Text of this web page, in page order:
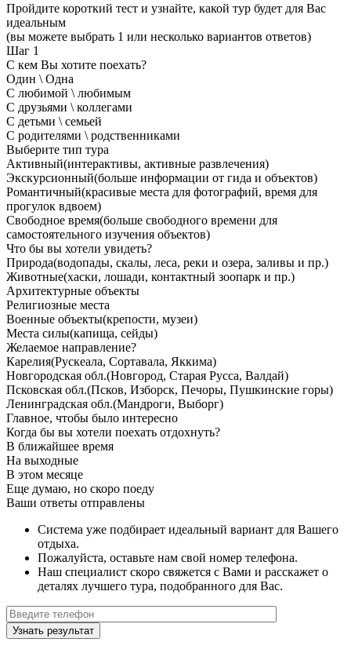
Пройдите короткий тест и узнайте, какой тур будет для Вас
идеальным
(вы можете выбрать 1 или несколько вариантов ответов)
Шаг 1
С кем Вы хотите поехать?
Один \ Одна
С любимой \ любимым
С друзьями \ коллегами
С детьми \ семьей
С родителями \ родственниками
Выберите тип тура
Активный(интерактивы, активные развлечения)
Экскурсионный(больше информации от гида и объектов)
Романтичный(красивые места для фотографий, время для
прогулок вдвоем)
Свободное время(больше свободного времени для
самостоятельного изучения объектов)
Что бы вы хотели увидеть?
Природа(водопады, скалы, леса, реки и озера, заливы и пр.)
Животные(хаски, лошади, контактный зоопарк и пр.)
Архитектурные объекты
Религиозные места
Военные объекты(крепости, музеи)
Места силы(капища, сейды)
Желаемое направление?
Карелия(Рускеала, Сортавала, Яккима)
Новгородская обл.(Новгород, Старая Русса, Валдай)
Псковская обл.(Псков, Изборск, Печоры, Пушкинские горы)
Ленинградская обл.(Мандроги, Выборг)
Главное, чтобы было интересно
Когда бы вы хотели поехать отдохнуть?
В ближайшее время
На выходные
В этом месяце
Еще думаю, но скоро поеду
Ваши ответы отправлены
Система уже подбирает идеальный вариант для Вашего
отдыха.
Пожалуйста, оставьте нам свой номер телефона.
Наш специалист скоро свяжется с Вами и расскажет о
деталях лучшего тура, подобранного для Вас.